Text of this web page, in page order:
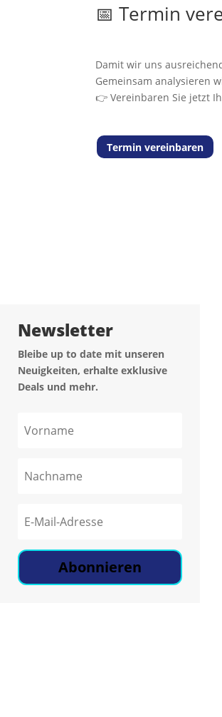
📅 Termin
Damit wir uns
Gemeinsam analysieren
👉 Vereinbaren Sie jetzt
Termin vereinbaren
Newsletter
Bleibe up to date mit unseren
Neuigkeiten, erhalte exklusive
Deals und mehr.
Abonnieren